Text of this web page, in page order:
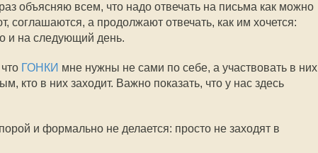
объясняю всем, что надо отвечать на письма как можно
соглашаются, а продолжают отвечать, как им хочется:
и на следующий день.
ГОНКИ мне нужны не сами по себе, а участвовать в них
кто в них заходит. Важно показать, что у нас здесь
и формально не делается: просто не заходят в